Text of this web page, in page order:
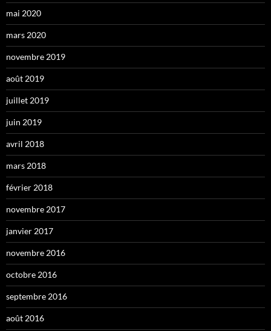
mai 2020
mars 2020
novembre 2019
août 2019
juillet 2019
juin 2019
avril 2018
mars 2018
février 2018
novembre 2017
janvier 2017
novembre 2016
octobre 2016
septembre 2016
août 2016